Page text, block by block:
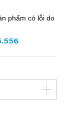
phẩm có lỗi do